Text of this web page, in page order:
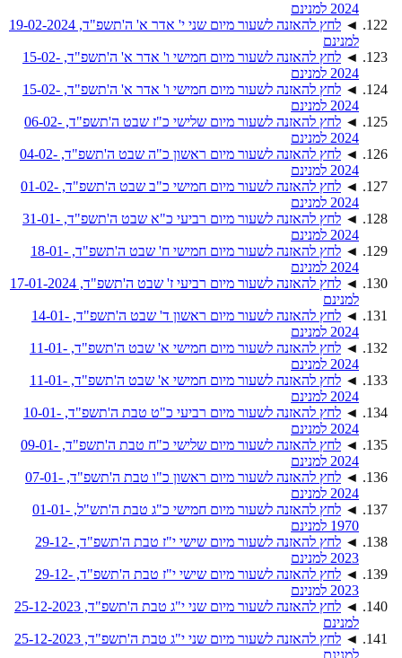
2024 למנינם
◄
לחץ להאזנה לשעור מיום שני י' אדר א' ה'תשפ"ד, 19-02-2024
למנינם
◄
לחץ להאזנה לשעור מיום חמישי ו' אדר א' ה'תשפ"ד, 15-02-
2024 למנינם
◄
לחץ להאזנה לשעור מיום חמישי ו' אדר א' ה'תשפ"ד, 15-02-
2024 למנינם
◄
לחץ להאזנה לשעור מיום שלישי כ"ז שבט ה'תשפ"ד, 06-02-
2024 למנינם
◄
לחץ להאזנה לשעור מיום ראשון כ"ה שבט ה'תשפ"ד, 04-02-
2024 למנינם
◄
לחץ להאזנה לשעור מיום חמישי כ"ב שבט ה'תשפ"ד, 01-02-
2024 למנינם
◄
לחץ להאזנה לשעור מיום רביעי כ"א שבט ה'תשפ"ד, 31-01-
2024 למנינם
◄
לחץ להאזנה לשעור מיום חמישי ח' שבט ה'תשפ"ד, 18-01-
2024 למנינם
◄
לחץ להאזנה לשעור מיום רביעי ז' שבט ה'תשפ"ד, 17-01-2024
למנינם
◄
לחץ להאזנה לשעור מיום ראשון ד' שבט ה'תשפ"ד, 14-01-
2024 למנינם
◄
לחץ להאזנה לשעור מיום חמישי א' שבט ה'תשפ"ד, 11-01-
2024 למנינם
◄
לחץ להאזנה לשעור מיום חמישי א' שבט ה'תשפ"ד, 11-01-
2024 למנינם
◄
לחץ להאזנה לשעור מיום רביעי כ"ט טבת ה'תשפ"ד, 10-01-
2024 למנינם
◄
לחץ להאזנה לשעור מיום שלישי כ"ח טבת ה'תשפ"ד, 09-01-
2024 למנינם
◄
לחץ להאזנה לשעור מיום ראשון כ"ו טבת ה'תשפ"ד, 07-01-
2024 למנינם
◄
לחץ להאזנה לשעור מיום חמישי כ"ג טבת ה'תש"ל, 01-01-
1970 למנינם
◄
לחץ להאזנה לשעור מיום שישי י"ז טבת ה'תשפ"ד, 29-12-
2023 למנינם
◄
לחץ להאזנה לשעור מיום שישי י"ז טבת ה'תשפ"ד, 29-12-
2023 למנינם
◄
לחץ להאזנה לשעור מיום שני י"ג טבת ה'תשפ"ד, 25-12-2023
למנינם
◄
לחץ להאזנה לשעור מיום שני י"ג טבת ה'תשפ"ד, 25-12-2023
למנינם